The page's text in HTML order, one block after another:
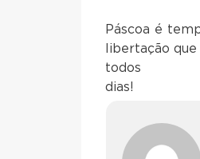
Páscoa é
libertação que